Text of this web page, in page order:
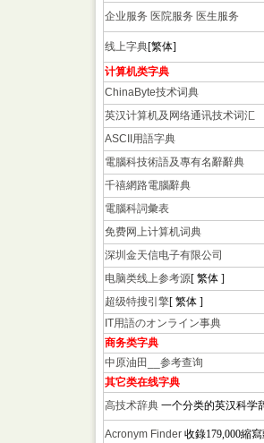
企业服务 医院服务 医生服务
线上字典[繁体]
计算机类字典
ChinaByte技术词典
英汉计算机及网络通讯技术词汇
ASCII用語字典
電腦科技術語及專有名辭辭典
千禧網路電腦辭典
電腦科詞彙表
免费网上计算机词典
深圳金天信电子有限公司
电脑类线上参考源[ 繁体 ]
超级特搜引擎[ 繁体 ]
IT用語のオンライン事典
商务类字典
中原油田__参考查询
其它类在线字典
高技术辞典 一个分类的英汉科学
Acronym Finder 收錄179,000縮